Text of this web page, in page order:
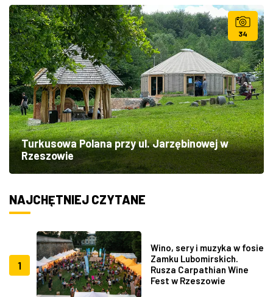
34
Turkusowa Polana przy ul. Jarzębinowej w
Rzeszowie
NAJCHĘTNIEJ CZYTANE
1
Wino, sery i muzyka w fosie
Zamku Lubomirskich.
Rusza Carpathian Wine
Fest w Rzeszowie